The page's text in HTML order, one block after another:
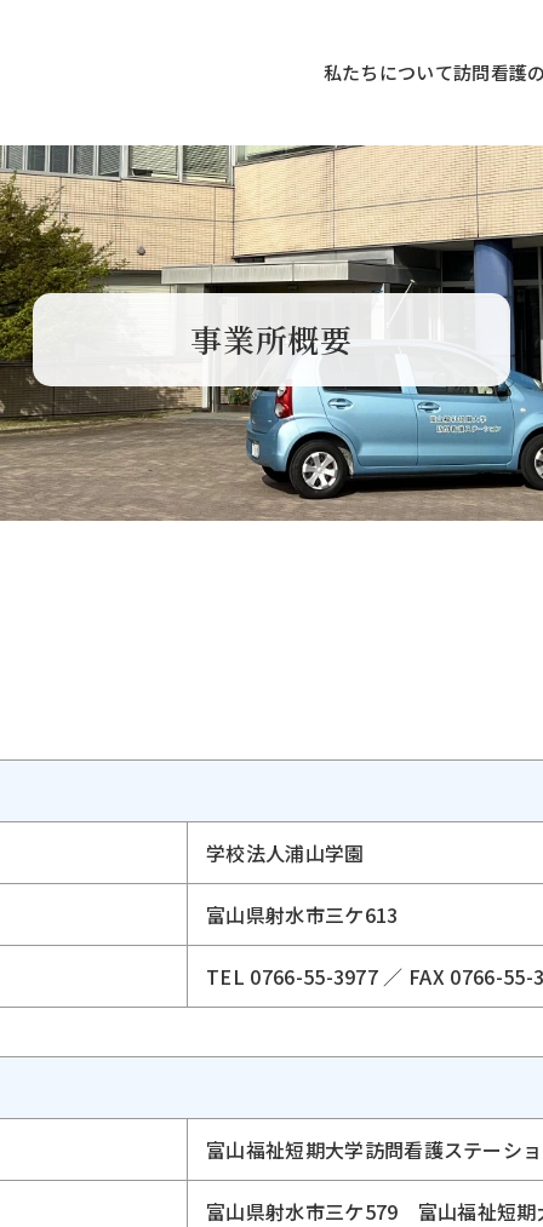
私たちについて訪問看護
事業所概要
学校法人浦山学園
富山県射水市三ケ613
TEL 0766-55-3977 ／ FAX 0766-55-
富山福祉短期大学訪問看護ステーシ
富山県射水市三ケ579 富山福祉短